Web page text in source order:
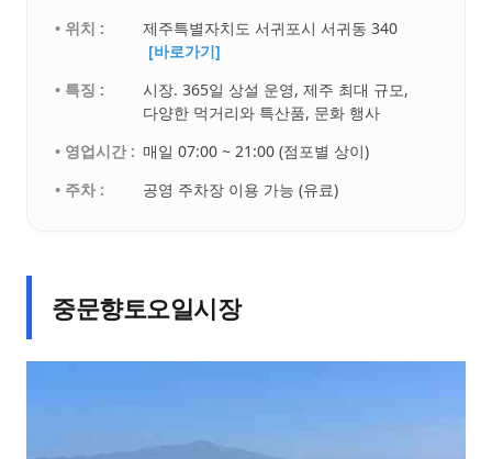
• 위치 :
제주특별자치도 서귀포시 서귀동 340
[바로가기]
• 특징 :
시장. 365일 상설 운영, 제주 최대 규모,
다양한 먹거리와 특산품, 문화 행사
• 영업시간 : 매일 07:00 ~ 21:00 (점포별 상이)
• 주차 :
공영 주차장 이용 가능 (유료)
중문향토오일시장